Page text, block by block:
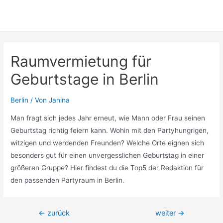
Raumvermietung für
Geburtstage in Berlin
Berlin / VonJanina
Man fragt sich jedes Jahr erneut, wie Mann oder Frau seinen
Geburtstag richtig feiern kann. Wohin mit den Partyhungrigen,
witzigen und werdenden Freunden? Welche Orte eignen sich
besonders gut für einen unvergesslichen Geburtstag in einer
größeren Gruppe? Hier findest du die Top5 der Redaktion für
den passenden Partyraum in Berlin.
Beitragsnavigation
← zurück weiter →